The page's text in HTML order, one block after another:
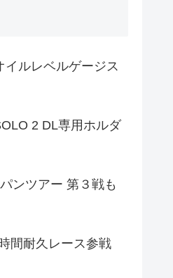
イルレベルゲージス
2 DL専用ホルダ
ンツアー 第３戦も
間耐久レース参戦